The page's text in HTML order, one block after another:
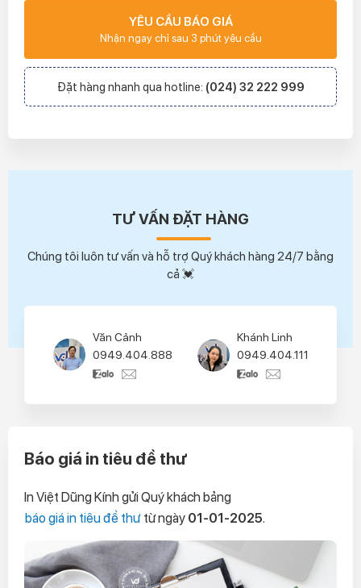
YÊU CẦU BÁO GIÁ
Nhận ngay chỉ sau 3 phút yêu cầu
Đặt hàng nhanh qua hotline: (024) 32 222 999
TƯ VẤN ĐẶT HÀNG
Chúng tôi luôn tư vấn và hỗ trợ Quý khách hàng 24/7 bằng
cả 💓
Văn Cảnh
0949.404.888
Khánh Linh
0949.404.111
Báo giá in tiêu đề thư
In Việt Dũng Kính gửi Quý khách bảng
báo giá in tiêu đề thư từ ngày 01-01-2025.